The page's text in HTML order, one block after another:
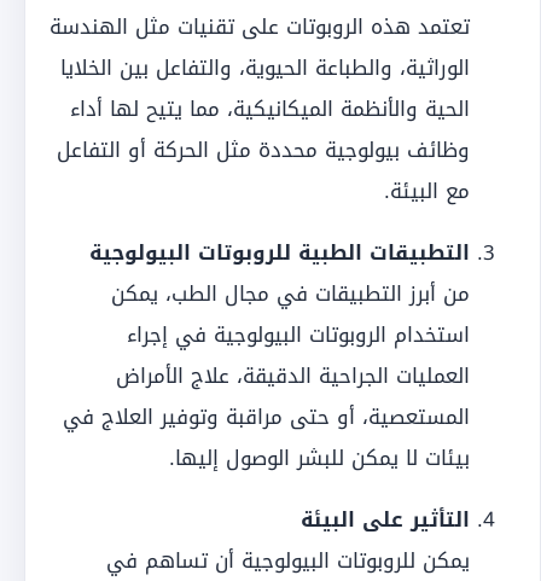
تعتمد هذه الروبوتات على تقنيات مثل الهندسة
الوراثية، والطباعة الحيوية، والتفاعل بين الخلايا
الحية والأنظمة الميكانيكية، مما يتيح لها أداء
وظائف بيولوجية محددة مثل الحركة أو التفاعل
مع البيئة.
التطبيقات الطبية للروبوتات البيولوجية
من أبرز التطبيقات في مجال الطب، يمكن
استخدام الروبوتات البيولوجية في إجراء
العمليات الجراحية الدقيقة، علاج الأمراض
المستعصية، أو حتى مراقبة وتوفير العلاج في
بيئات لا يمكن للبشر الوصول إليها.
التأثير على البيئة
يمكن للروبوتات البيولوجية أن تساهم في